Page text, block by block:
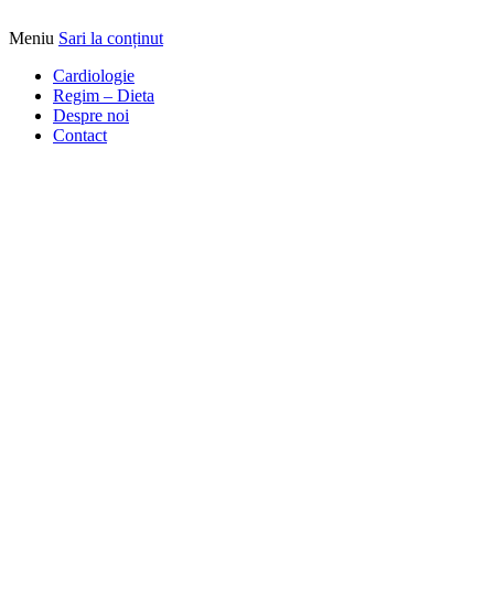
DrBendo.ro
Alimentatia sa iti fie medicatia
Meniu Sari la conținut
Cardiologie
Regim – Dieta
Despre noi
Contact